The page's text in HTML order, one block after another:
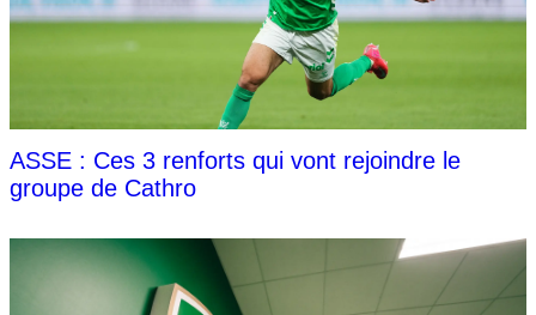
ASSE : Ces 3 renforts qui vont rejoindre le
groupe de Cathro